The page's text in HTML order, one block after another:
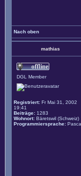
Nach oben
mathias
DGL Member
Registriert: Fr Mai 31, 2002
19:41
Beiträge: 1283
Wohnort: Bäretswil (Schweiz)
Programmiersprache: